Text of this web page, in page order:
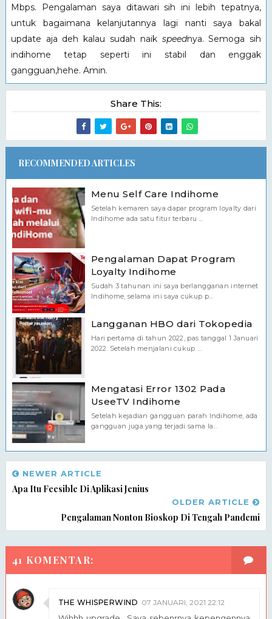
Mbps. Pengalaman saya ditawari sih ini lebih tepatnya,
untuk bagaimana kelanjutannya lagi nanti saya bakal
update aja deh kalau sudah naik speednya. Semoga sih
indihome tetap seperti ini stabil dan enggak
gangguan,hehe. Amin.
Share This:
RECOMMENDED ARTICLES
Menu Self Care Indihome
Setelah kemaren saya dapar program loyalty dari
Indihome ada satu fitur terbaru ...
Pengalaman Dapat Program
Loyalty Indihome
Sudah 3 tahunan ini saya berlangganan internet
Indihome, selama ini saya cukup p...
Langganan HBO dari Tokopedia
Hari pertama di tahun 2022, pas tanggal 1 Januari
2022. Setelah menjalani cukup ...
Mengatasi Error 1302 Pada
UseeTV Indihome
Setelah kejadian gangguan parah Indihome, ada
gangguan juga yang terjadi sama la...
NEWER ARTICLE
Apa Itu Feesible Di Aplikasi Jenius
OLDER ARTICLE
Pengalaman Nonton Bioskop Di Tengah Pandemi
41 KOMENTAR:
THE WHISPERWIND 07 JANUARI, 2021 22:12